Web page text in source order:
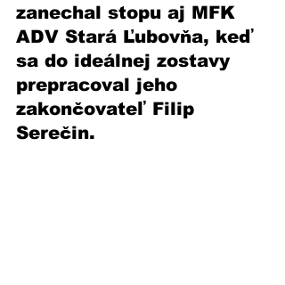
zanechal stopu aj MFK
ADV Stará Ľubovňa, keď
sa do ideálnej zostavy
prepracoval jeho
zakončovateľ Filip
Serečin.